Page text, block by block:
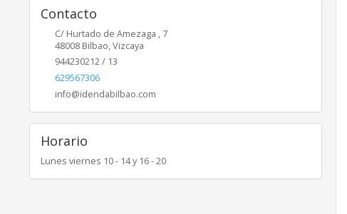
Contacto
C/ Hurtado de Amezaga , 7
48008 Bilbao,Vizcaya
944230212 / 13
629567306
info@idendabilbao.com
Horario
Lunes viernes 10 - 14 y 16 - 20